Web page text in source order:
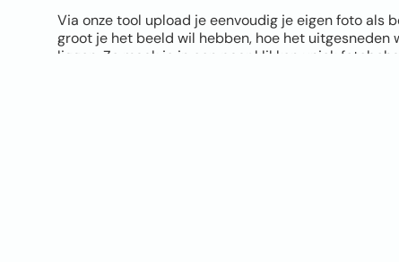
Via onze tool upload je eenvoudig je eigen foto als
groot je het beeld wil hebben, hoe het uitgesneden
liggen. Zo maak je in een paar klikken uniek